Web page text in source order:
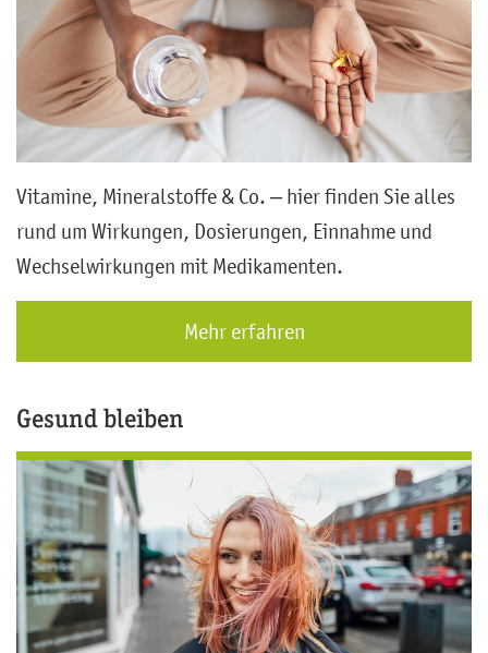
Vitamine, Mineralstoffe & Co. – hier finden Sie alles
rund um Wirkungen, Dosierungen, Einnahme und
Wechselwirkungen mit Medikamenten.
Mehr erfahren
Gesund bleiben